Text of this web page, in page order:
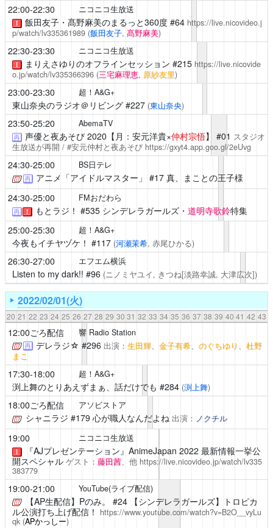
22:00-22:30 ニコニコ生放送
！ 飯田友子・髙野麻美のまるっと360度#64 https://live.nicovideo.j
p/watch/lv335361989 (飯田友子, 髙野麻美)
22:30-23:30 ニコニコ生放送
！ まりえさゆりのオフラインセッション #215 https://live.nicovide
o.jp/watch/lv335366396 (三宅麻理恵, 原紗友里)
23:00-23:30 超！A&G+
東山奈央のラジオ＠リビング#227 (東山奈央)
23:50-25:20 AbemaTV
再 声優と夜あそび2020【月：安元洋貴×仲村宗悟】 #01 スタジオ
生放送が再開 / #安元仲村と夜あそび https://gxyt4.app.goo.gl/2eUvg
24:30-25:00 BS日テレ
再 アニメ「アイドルマスター」 #17 真、まことの王子様
24:30-25:00
FMおだわら
再 ！ もとラジ！ #535 シンデレラガールズ・ 道明寺歌鈴特集
25:00-25:30
超！A&G+
今夜もイチヤヅケ！ #117 (河瀬茉希, 赤尾ひかる)
26:30-27:00 エフエム横浜
Listen to my dark!! #96 (ニノミヤユイ, きつね[淡路幸誠, 大津広次])
2022/02/01(火)
20 21 22 23 24 25 26 27 28 29 30 31 32 33 34 35 36 37 38 39 40 41 42 43
12:00ごろ配信 響 Radio Station
再 デレラジ☆ #296 出演： 生田輝、 金子有希、 のぐちゆり 、 杜野
まこ
17:30-18:00 超！A&G+
渕上舞のとりあえずまぁ、話だけでも #284 (渕上舞)
18:00ごろ配信 アソビストア
シャニラジ #179 心が職人なんだよね 出演： ノクチル
19:00 ニコニコ生放送
！
『AJプレゼンテーション』AnimeJapan 2022 最新情報一挙公
開スペシャル ゲスト： 藤田茜、他 https://live.nicovideo.jp/watch/lv335
383779
19:00-21:00 YouTube(ライブ配信)
【AP生配信】Pのみ。
#24 【シンデレラガールズ】トロピカ
ル公演打ち上げ配信！
https://www.youtube.com/watch?v=B2O__vyLu
qk (APかっしー)